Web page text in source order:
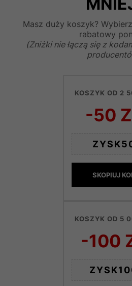
Masz duży koszyk?
rabatowy
(Zniżki nie łączą się z
KOSZYK OD 2
-50
SKOPIUJ
KOSZYK OD 5
-100